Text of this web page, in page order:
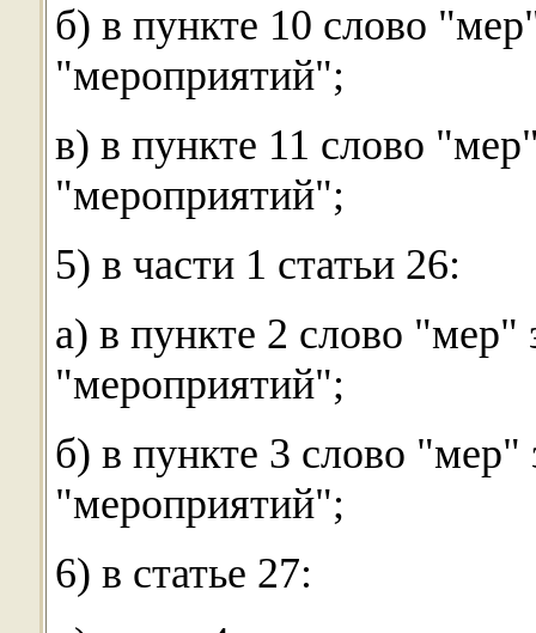
б) в пункте 10 слово
"мероприятий";
в) в пункте 11 слово
"мероприятий";
5) в части 1 статьи 26:
а) в пункте 2 слово "мер"
"мероприятий";
б) в пункте 3 слово "мер"
"мероприятий";
6) в статье 27: